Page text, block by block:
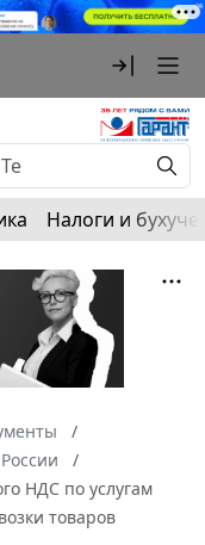
Налоги и
НДС по услугам
товаров